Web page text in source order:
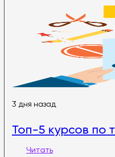
3 дня назад
Топ-5 курсов по
Читать